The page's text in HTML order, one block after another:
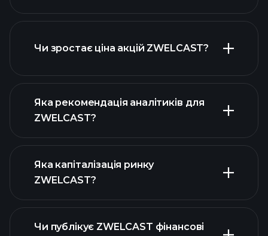
Чи зростає ціна акцій ZWELCAST?
діаграмі ZWELCAST
Яка рекомендація аналітиків для
ZWELCAST?
Яка капіталізація ринку
ZWELCAST?
Чи публікує ZWELCAST фінансові